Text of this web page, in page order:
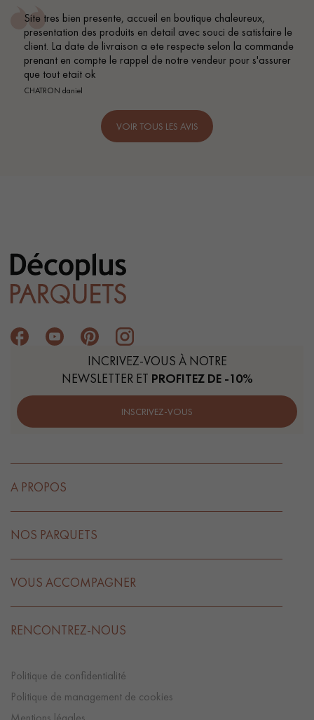
Site tres bien presente, accueil en boutique chaleureux,
presentation des produits en detail avec souci de satisfaire le
client. La date de livraison a ete respecte selon la commande
prenant en compte le rappel de notre vendeur pour s'assurer
que tout etait ok
CHATRON daniel
VOIR TOUS LES AVIS
INCRIVEZ-VOUS À NOTRE
NEWSLETTER ET PROFITEZ DE -10%
INSCRIVEZ-VOUS
A PROPOS
NOS PARQUETS
VOUS ACCOMPAGNER
RENCONTREZ-NOUS
Politique de confidentialité
Politique de management de cookies